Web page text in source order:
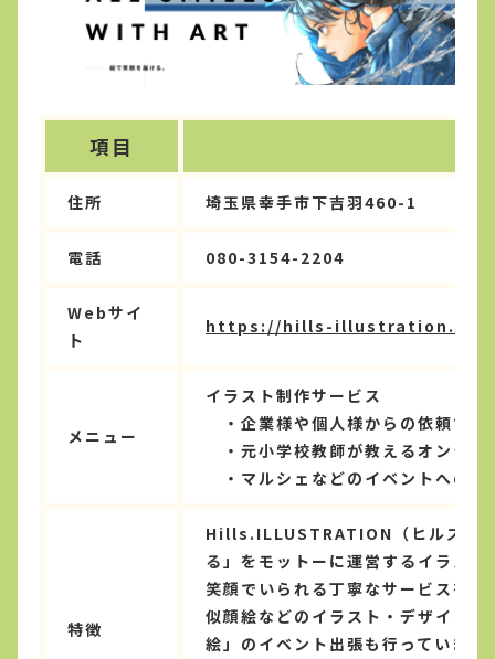
項目
住所 埼玉県幸手市下吉羽460-1
電話 080-3154-2204
Webサイ
ト
https://hills-
メニュー
イラスト制作サービス
・企業様や個人様からの依頼でイ
・元小学校教師が教えるオンライ
・マルシェなどのイベントへの出
特徴
Hills.ILLUSTRATION（ヒルズ・イ
る」をモットーに運営するイラス
笑顔でいられる丁寧なサービスを
似顔絵などのイラスト・デザイン
絵」のイベント出張も行っていま